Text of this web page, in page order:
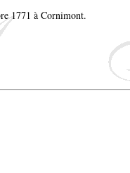
1771 à Cornimont.